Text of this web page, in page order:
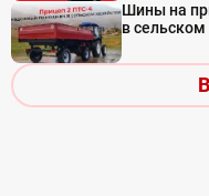
Шины на
в сельском